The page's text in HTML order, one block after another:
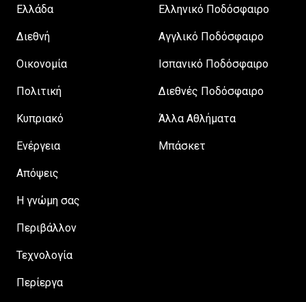
Ελλάδα
Διεθνή
Οικονομία
Πολιτική
Κυπριακό
Ενέργεια
Απόψεις
H γνώμη σας
Περιβάλλον
Τεχνολογία
Περίεργα
Ελληνικό Ποδόσφαιρο
Αγγλικό Ποδόσφαιρο
Ισπανικό Ποδόσφαιρο
Διεθνές Ποδόσφαιρο
Άλλα Αθλήματα
Μπάσκετ